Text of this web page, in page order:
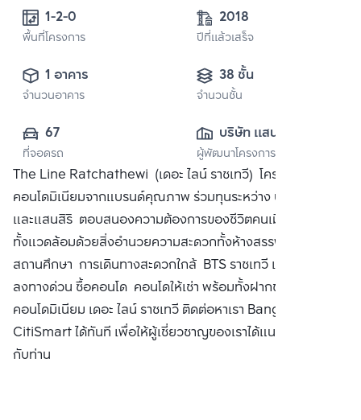
พื้นที่โครงการ
2018
ปีที่แล้วเสร็จ
1 อาคาร
จำนวนอาคาร
38 ชั้น
จำนวนชั้น
67
ที่จอดรถ
บริษัท แสนสิริ
จำกัด (มหาชน)
ผู้พัฒนาโครงการ
The Line Ratchathewi (เดอะ ไลน์ ราชเทวี) โครงการ
คอนโดมิเนียมจากแบรนด์คุณภาพ ร่วมทุนระหว่าง บริษัท บีทีเอส
และแสนสิริ ตอบสนองความต้องการของชีวิตคนเมือง พร้อม
ทั้งแวดล้อมด้วยสิ่งอำนวยความสะดวกทั้งห้างสรรพสินค้าชั้นนำ
สถานศึกษา การเดินทางสะดวกใกล้ BTS ราชเทวี และใกล้จุดขึ้น
ลงทางด่วน ซื้อคอนโด คอนโดให้เช่า พร้อมทั้งฝากขาย
คอนโดมิเนียม เดอะ ไลน์ ราชเทวี ติดต่อหาเรา Bangkok
CitiSmart ได้ทันที เพื่อให้ผู้เชี่ยวชาญของเราได้แนะนำคอนโดให้
กับท่าน